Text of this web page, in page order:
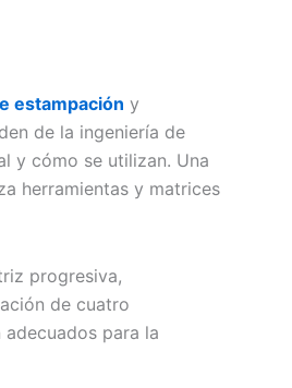
estampación y
de la ingeniería de
y cómo se utilizan. Una
herramientas y matrices
progresiva,
de cuatro
para la